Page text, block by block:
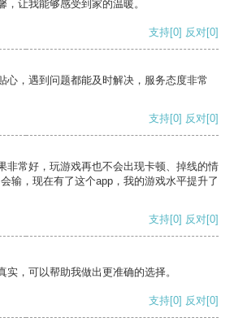
，让我能够感受到家的温暖。
支持[0] 反对[0]
心，遇到问题都能及时解决，服务态度非常
支持[0] 反对[0]
非常好，玩游戏再也不会出现卡顿、掉线的情
输，现在有了这个app，我的游戏水平提升了
支持[0] 反对[0]
实，可以帮助我做出更准确的选择。
支持[0] 反对[0]